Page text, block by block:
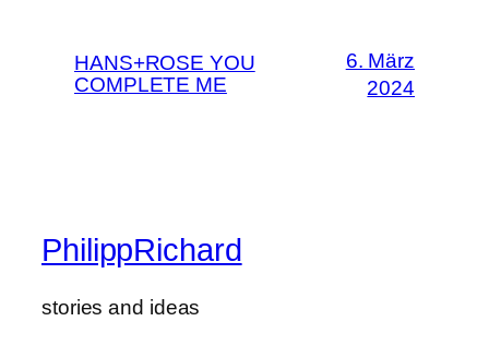
HANS+ROSE YOU
COMPLETE ME
6. März
2024
PhilippRichard
stories and ideas